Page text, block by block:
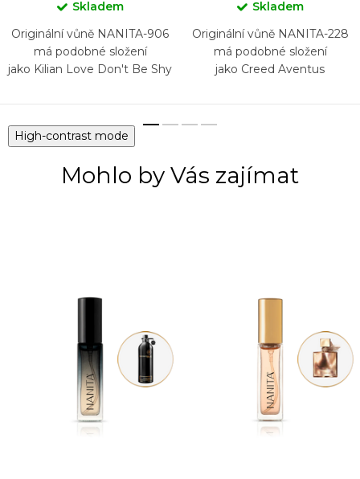
Skladem
Originální vůně NANITA-906
má podobné složení
jako Kilian Love Don't Be Shy
Skladem
Originální vůně NANITA-228
má podobné složení
jako Creed Aventus
High-contrast mode
Mohlo by Vás zajímat